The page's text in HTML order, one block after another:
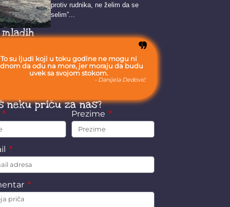
protiv rudnika, ne želim da se
selim”...
To su ljudi koji u toku godine ne mogu ni
da odu na more, jer moraju da budu
uvek sa svojom stokom.
- Danijela Dedović
neku priču za nas?
Prezime